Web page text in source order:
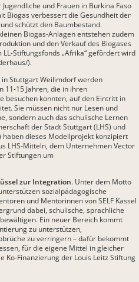
Jugendliche und Frauen in Burkina Faso
Biogas verbessert die Gesundheit der
schützt den Baumbestand.
Biogas-Anlagen entstehen zudem
und den Verkauf des Biogases
Stiftungsfonds „Afrika“ gefördert wird
s/).
in Stuttgart Weilimdorf werden
11-15 Jahren, die in ihren
besuchen konnten, auf den Eintritt in
Sie müssen nicht nur Lesen und
sondern auch das schulische Lernen
der Stadt Stuttgart (LHS) und
haben dieses Modellprojekt konzipiert
LHS-Mitteln, dem Unternehmen Vector
Stiftungen um
zur Integration. Unter dem Motto
sozialpädagogische
und Mentorinnen von SELF Kassel
dabei, schulische, sprachliche
Ein neuer Bereich kommt
zu unterstützen,
zu verringern – dafür bekommt
für die eigene Mittel in gleicher
Ko-Finanzierung der Louis Leitz Stiftung